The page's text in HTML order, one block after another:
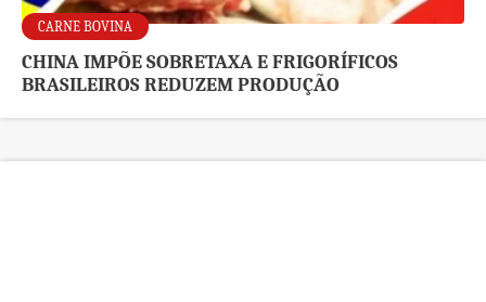
CARNE BOVINA
CHINA IMPÕE SOBRETAXA E FRIGORÍFICOS
BRASILEIROS REDUZEM PRODUÇÃO